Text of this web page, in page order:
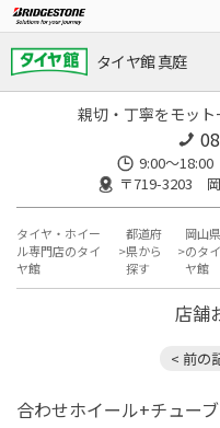
タイヤ館 真庭
親切・丁寧をモット
9:00～18:00
〒719-3203
タイヤ・ホイー
ル専門店のタイ
ヤ館
都道府
県から
探す
岡山県
のタイ
ヤ館
店舗
< 前の
合わせホイール+チュー